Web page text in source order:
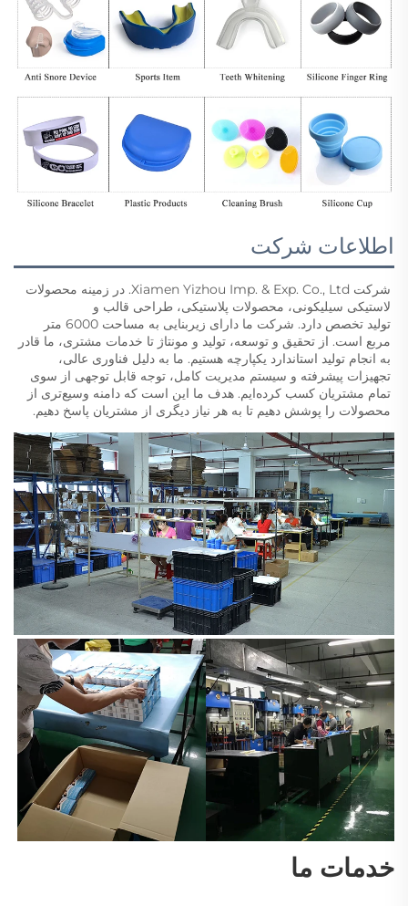
اطلاعات شرکت
لاستیکی سیلیکونی، محصولات پلاستیکی، طراحی قالب و
محصولات را پوشش دهیم تا به هر نیاز دیگری از مشتریان پاسخ دهیم.
خدمات ما